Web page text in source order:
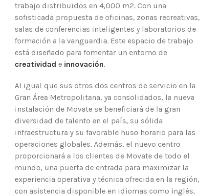
trabajo distribuidos en 4,000 m2. Con una
sofisticada propuesta de oficinas, zonas recreativas,
salas de conferencias inteligentes y laboratorios de
formación a la vanguardia. Este espacio de trabajo
está diseñado para fomentar un entorno de
creatividad e innovación.
Al igual que sus otros dos centros de servicio en la
Gran Área Metropolitana, ya consolidados, la nueva
instalación de Movate se beneficiará de la gran
diversidad de talento en el país, su sólida
infraestructura y su favorable huso horario para las
operaciones globales. Además, el nuevo centro
proporcionará a los clientes de Movate de todo el
mundo, una puerta de entrada para maximizar la
experiencia operativa y técnica ofrecida en la región,
con asistencia disponible en idiomas como inglés,